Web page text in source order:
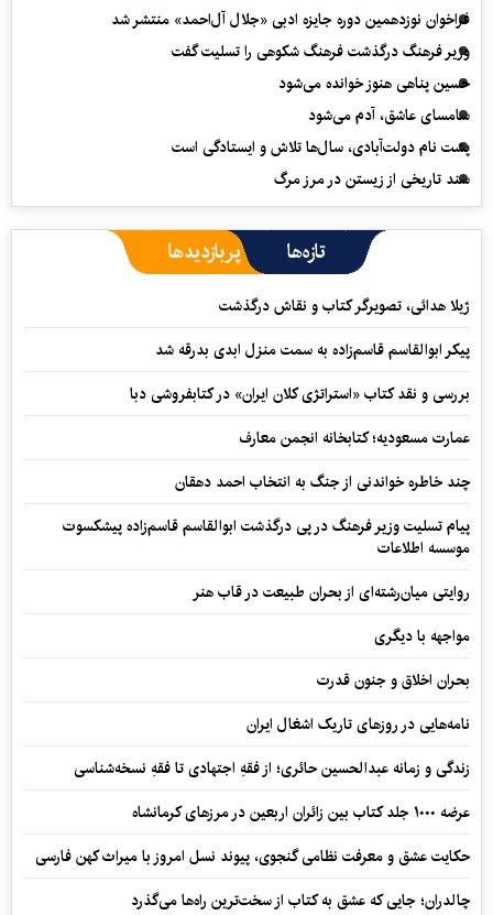
فراخوان نوزدهمین دوره جایزه ادبی «جلال آل‌احمد» منتشر شد
وزیر فرهنگ درگذشت فرهنگ شکوهی را تسلیت گفت
حسین پناهی هنوز خوانده می‌شود
سامسای عاشق، آدم می‌شود
پشت نام دولت‌آبادی، سال‌ها تلاش و ایستادگی است
سند تاریخی از زیستن در مرز مرگ
تازه‌ها پربازدیدها
ژیلا هدائی، تصویرگر کتاب و نقاش درگذشت
پیکر ابوالقاسم قاسم‌زاده به سمت منزل ابدی بدرقه شد
بررسی و نقد کتاب «استراتژی کلان ایران» در کتابفروشی دبا
عمارت مسعودیه؛ کتابخانه انجمن معارف
چند خاطره خواندنی از جنگ به انتخاب احمد دهقان
پیام تسلیت وزیر فرهنگ در پی درگذشت ابوالقاسم قاسم‌زاده پیشکسوت
موسسه اطلاعات
روایتی میان‌رشته‌ای از بحران طبیعت در قاب هنر
مواجهه با دیگری
بحران اخلاق و جنون قدرت
نامه‌هایی در روزهای تاریک اشغال ایران
زندگی و زمانه عبدالحسین حائری؛ از فقهِ اجتهادی تا فقهِ نسخه‌شناسی
عرضه ۱۰۰۰ جلد کتاب بین زائران اربعین در مرزهای کرمانشاه
حکایت عشق و معرفت نظامی گنجوی، پیوند نسل امروز با میراث کهن فارسی
چالدران؛ جایی که عشق به کتاب از سخت‌ترین راه‌ها می‌گذرد